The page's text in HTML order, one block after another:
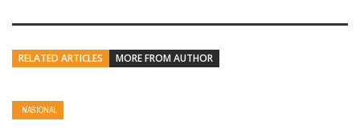
RELATED ARTICLES MORE FROM AUTHOR
NASIONAL